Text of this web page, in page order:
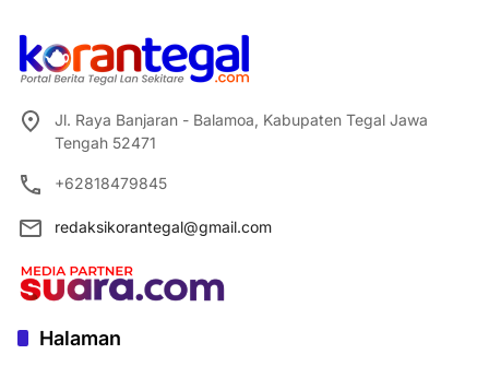
Jl. Raya Banjaran - Balamoa, Kabupaten Tegal Jawa
Tengah 52471
+62818479845
redaksikorantegal@gmail.com
Halaman